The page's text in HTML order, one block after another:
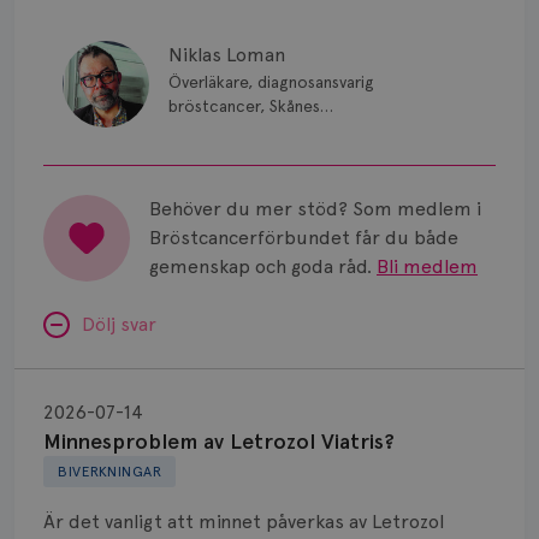
Niklas Loman
Överläkare, diagnosansvarig
bröstcancer, Skånes
Behöver du mer stöd? Som medlem i
Bröstcancerförbundet får du både
gemenskap och goda råd. Bli medlem
Dölj svar
BIVERKNINGAR
Minnesproblem av Letrozol Viatris?
2026-07-14
Är det vanligt att minnet påverkas av Letrozol
Letrozol
Viatris?